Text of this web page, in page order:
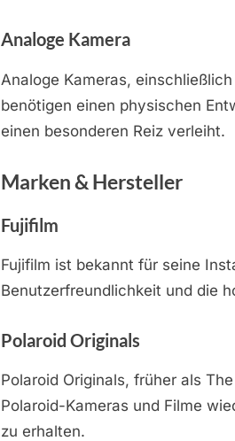
Analoge Kamera
Analoge Kameras,
benötigen einen physischen
einen besonderen Reiz verleiht.
Marken & Hersteller
Fujifilm
Fujifilm ist bekannt für seine
Benutzerfreundlichkeit und die
Polaroid Originals
Polaroid Originals, früher als
Polaroid-Kameras und Filme
zu erhalten.